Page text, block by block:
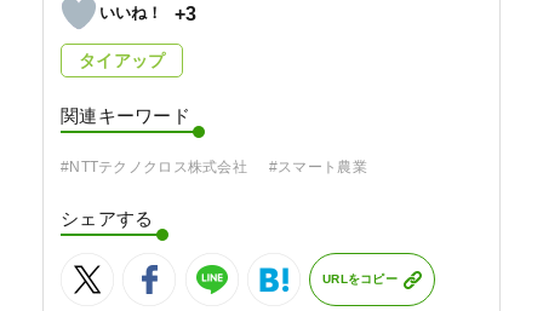
+3
タイアップ
関連キーワード
#NTTテクノクロス株式会社 #スマート農業
シェアする
URLをコピー